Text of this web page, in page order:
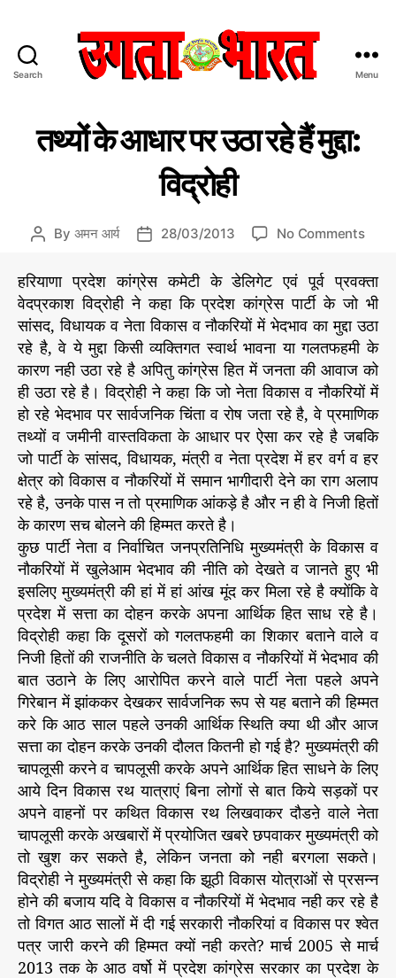
Search
ता
भा
त
:
हिं
दी
मा
चा
र
प
त्र
Menu
e
s
तथ्यों के आधार पर उठा रहे हैं मुद्दा:
विद्रोही
P
s
t
a
u
t
h
o
r
By अमन आर्य
P
s
t
d
a
e
28/03/2013 No Commentso
थ्यों
के
आ
धा
र
प
र
उ
ठा
र
हे
हैं
द्दा
:
वि
द्रो
ही
हरियाणा प्रदेश कांग्रेस कमेटी के डेलिगेट एवं पूर्व प्रवक्ता
वेदप्रकाश विद्रोही ने कहा कि प्रदेश कांग्रेस पार्टी के जो भी
सांसद, विधायक व नेता विकास व नौकरियों में भेदभाव का मुद्दा उठा
रहे है, वे ये मुद्दा किसी व्यक्तिगत स्वार्थ भावना या गलतफहमी के
कारण नही उठा रहे है अपितु कांग्रेस हित में जनता की आवाज को
ही उठा रहे है। विद्रोही ने कहा कि जो नेता विकास व नौकरियों में
हो रहे भेदभाव पर सार्वजनिक चिंता व रोष जता रहे है, वे प्रमाणिक
तथ्यों व जमीनी वास्तविकता के आधार पर ऐसा कर रहे है जबकि
जो पार्टी के सांसद, विधायक, मंत्री व नेता प्रदेश में हर वर्ग व हर
क्षेत्र को विकास व नौकरियों में समान भागीदारी देने का राग अलाप
रहे है, उनके पास न तो प्रमाणिक आंकड़े है और न ही वे निजी हितों
के कारण सच बोलने की हिम्मत करते है।
कुछ पार्टी नेता व निर्वाचित जनप्रतिनिधि मुख्यमंत्री के विकास व
नौकरियों में खुलेआम भेदभाव की नीति को देखते व जानते हुए भी
इसलिए मुख्यमंत्री की हां में हां आंख मूंद कर मिला रहे है क्योंकि वे
प्रदेश में सत्ता का दोहन करके अपना आर्थिक हित साध रहे है।
विद्रोही कहा कि दूसरों को गलतफहमी का शिकार बताने वाले व
निजी हितों की राजनीति के चलते विकास व नौकरियों में भेदभाव की
बात उठाने के लिए आरोपित करने वाले पार्टी नेता पहले अपने
गिरेबान में झांककर देखकर सार्वजनिक रूप से यह बताने की हिम्मत
करे कि आठ साल पहले उनकी आर्थिक स्थिति क्या थी और आज
सत्ता का दोहन करके उनकी दौलत कितनी हो गई है? मुख्यमंत्री की
चापलूसी करने व चापलूसी करके अपने आर्थिक हित साधने के लिए
आये दिन विकास रथ यात्राएं बिना लोगों से बात किये सड़कों पर
अपने वाहनों पर कथित विकास रथ लिखवाकर दौडऩे वाले नेता
चापलूसी करके अखबारों में प्रयोजित खबरे छपवाकर मुख्यमंत्री को
तो खुश कर सकते है, लेकिन जनता को नही बरगला सकते।
विद्रोही ने मुख्यमंत्री से कहा कि झूठी विकास योत्राओं से प्रसन्न
होने की बजाय यदि वे विकास व नौकरियों में भेदभाव नही कर रहे है
तो विगत आठ सालों में दी गई सरकारी नौकरियां व विकास पर श्वेत
पत्र जारी करने की हिम्मत क्यों नही करते? मार्च 2005 से मार्च
2013 तक के आठ वर्षो में प्रदेश कांग्रेस सरकार का प्रदेश के